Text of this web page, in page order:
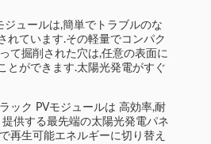
ジュールは,簡単でトラブルのな
れています.その軽量でコンパク
て掘削された穴は,任意の表面に
とができます.太陽光発電がすぐ
ック PVモジュールは 高効率,耐
供する最先端の太陽光発電パネ
再生可能エネルギーに切り替え